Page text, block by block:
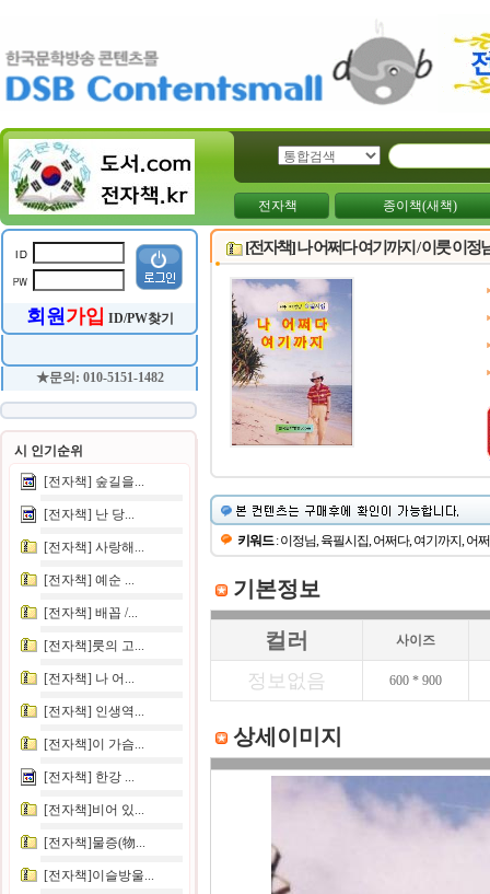
전자책 종이책(새책)
회원가입 ID/PW찾기
★문의: 010-5151-1482
시 인기순위
[전자책] 숲길을...
[전자책] 난 당...
[전자책] 사랑해...
[전자책] 예순 ...
[전자책] 배꼽 /...
[전자책]룻의 고...
[전자책] 나 어...
[전자책] 인생역...
[전자책]이 가슴...
[전자책] 한강 ...
[전자책]비어 있...
[전자책]물증(物...
[전자책]이슬방울...
[전자책] 나 어쩌다 여기까지 / 이룻 이정
키워드: 이정님, 육필시집, 어쩌다, 여기까지, 어
기본정보
컬러 사이즈
정보없음 600 * 900
상세이미지